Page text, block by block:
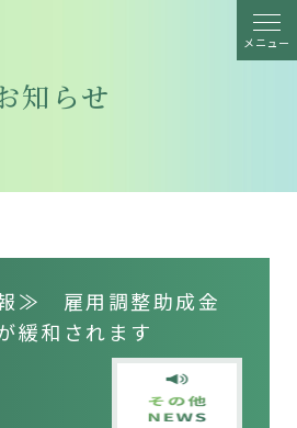
メニュー
知らせ
≫ 雇用調整助成金
緩和されます